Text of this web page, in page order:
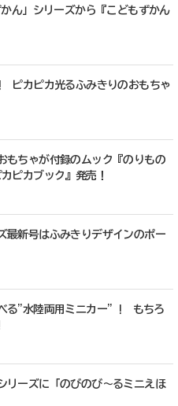
ん」シリーズから『こどもずかん
カピカ光るふみきりのおもちゃ
もちゃが付録のムック『のりもの
ピカブック』発売！
最新号はふみきりデザインのポー
る"水陸両用ミニカー" ! もちろ
リーズに「のびのび～るミニえほ